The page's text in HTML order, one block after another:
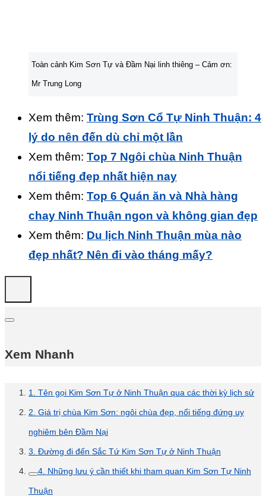
Toàn cảnh Kim Sơn Tự và Đầm Nại linh thiêng – Cảm ơn:
Mr Trung Long
Xem thêm: Trùng Sơn Cổ Tự Ninh Thuận: 4
lý do nên đến dù chỉ một lần
Xem thêm: Top 7 Ngôi chùa Ninh Thuận
nổi tiếng đẹp nhất hiện nay
Xem thêm: Top 6 Quán ăn và Nhà hàng
chay Ninh Thuận ngon và không gian đẹp
Xem thêm: Du lịch Ninh Thuận mùa nào
đẹp nhất? Nên đi vào tháng mấy?
Xem Nhanh
1. Tên gọi Kim Sơn Tự ở Ninh Thuận qua các thời kỳ lịch sử
2. Giá trị chùa Kim Sơn: ngôi chùa đẹp, nổi tiếng đứng uy
nghiêm bên Đầm Nại
3. Đường đi đến Sắc Tứ Kim Sơn Tự ở Ninh Thuận
4. Những lưu ý cần thiết khi tham quan Kim Sơn Tự Ninh
Thuận